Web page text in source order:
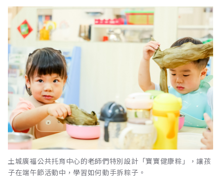
土城廣福公共托育中心的老師們特別設計「寶寶健康粽」，讓孩
子在端午節活動中，學習如何動手拆粽子。